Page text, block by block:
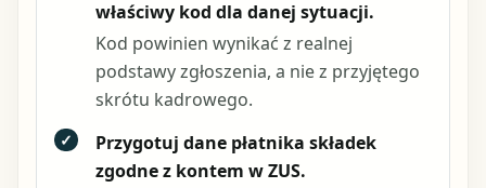
właściwy kod dla danej sytuacji.
Kod powinien wynikać z realnej
podstawy zgłoszenia, a nie z przyjętego
skrótu kadrowego.
✓
Przygotuj dane płatnika składek
zgodne z kontem w ZUS.